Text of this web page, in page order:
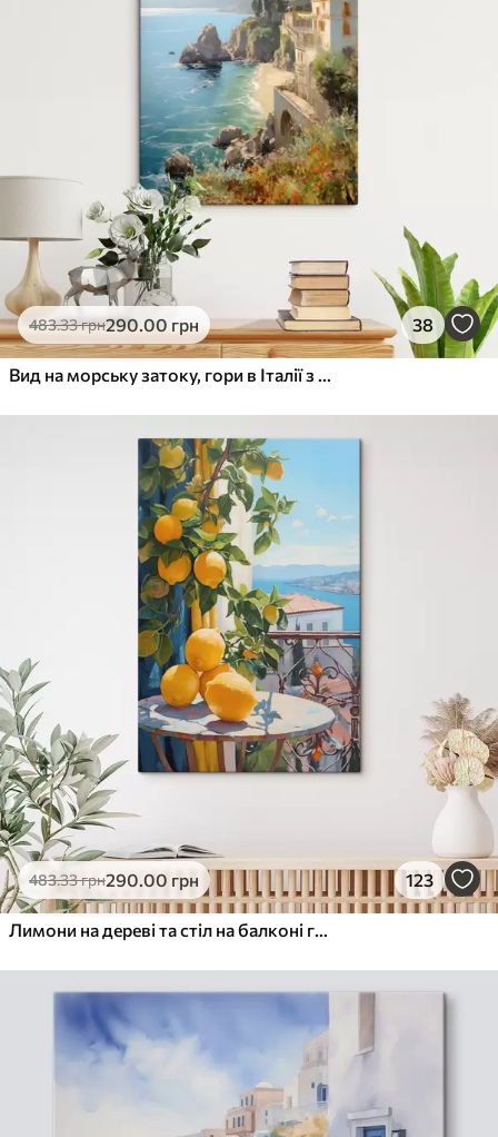
483.33грн290.00 грн 38
Вид на морську затоку, гори в Італії з готелю імітація олійного живопису
483.33грн290.00 грн 123
Лимони на дереві та стіл на балконі готелю з видом на море, імітація олійного живопису